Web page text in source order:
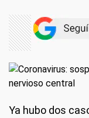
Ya hubo dos